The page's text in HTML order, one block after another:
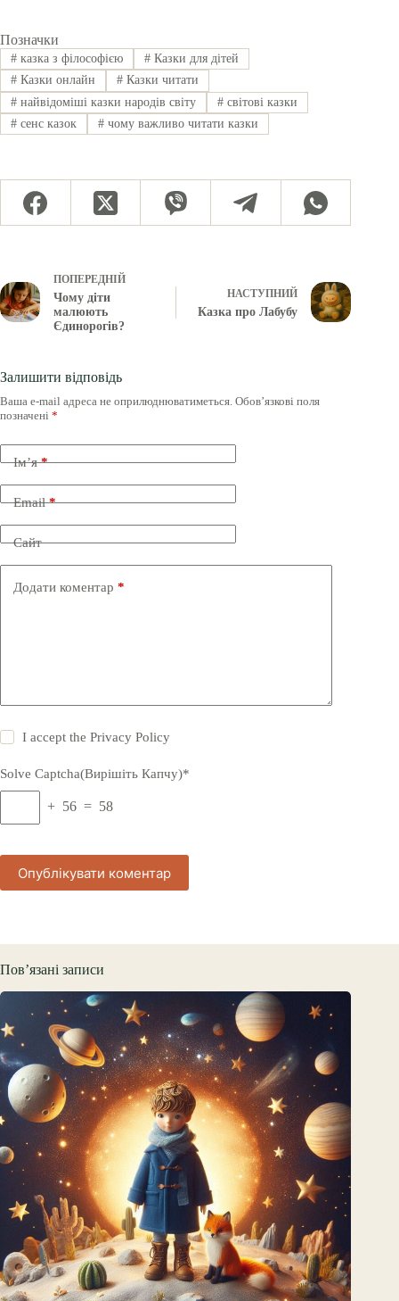
Позначки
#казка з філософією #Казки для дітей
#Казки онлайн #Казки читати
#найвідоміші казки народів світу #світові казки
#сенс казок #чому важливо читати казки
ПОПЕРЕДНІЙ
Чому діти
малюють
Єдинорогів?
НАСТУПНИЙ
Казка про Лабубу
Залишити відповідь
Ваша e-mail адреса не оприлюднюватиметься. Обов’язкові поля
позначені *
Ім’я*
Email*
Сайт
Додати коментар *
I accept thePrivacy Policy
Solve Captcha(Вирішіть Капчу)*
+ 56 = 58
Опублікувати коментар
Пов’язані записи